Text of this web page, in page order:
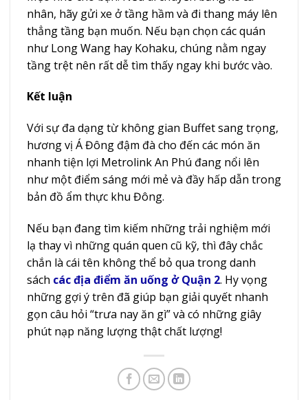
nhân, hãy gửi xe ở tầng hầm và đi thang máy lên
thẳng tầng bạn muốn. Nếu bạn chọn các quán
như Long Wang hay Kohaku, chúng nằm ngay
tầng trệt nên rất dễ tìm thấy ngay khi bước vào.
Kết luận
Với sự đa dạng từ không gian Buffet sang trọng,
hương vị Á Đông đậm đà cho đến các món ăn
nhanh tiện lợi Metrolink An Phú đang nổi lên
như một điểm sáng mới mẻ và đầy hấp dẫn trong
bản đồ ẩm thực khu Đông.
Nếu bạn đang tìm kiếm những trải nghiệm mới
lạ thay vì những quán quen cũ kỹ, thì đây chắc
chắn là cái tên không thể bỏ qua trong danh
sách các địa điểm ăn uống ở Quận 2. Hy vọng
những gợi ý trên đã giúp bạn giải quyết nhanh
gọn câu hỏi “trưa nay ăn gì” và có những giây
phút nạp năng lượng thật chất lượng!